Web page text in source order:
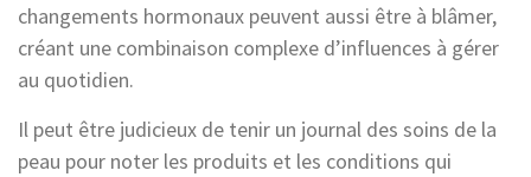
changements hormonaux peuvent aussi être à blâmer,
créant une combinaison complexe d’influences à gérer
au quotidien.
Il peut être judicieux de tenir un journal des soins de la
peau pour noter les produits et les conditions qui